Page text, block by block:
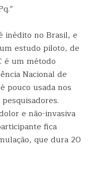
inédito no Brasil, e
estudo piloto, de
é um método
Nacional de
pouco usada nos
e não-invasiva
fica
que dura 20